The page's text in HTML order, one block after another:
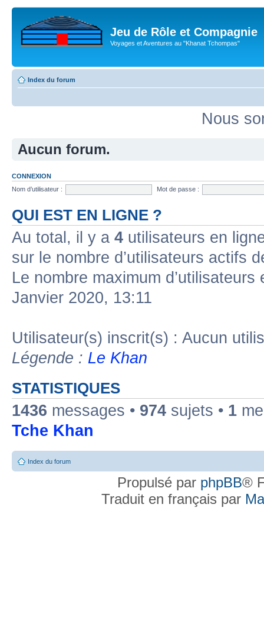
Jeu de Rôle et Compagnie
Voyages et Aventures au "Khanat Tchompas"
Index du forum
Nous
Aucun forum.
CONNEXION
Nom d’utilisateur :
Mot de passe :
QUI EST EN LIGNE ?
Au total, il y a 4 utilisateurs en
sur le nombre d’utilisateurs actifs
Le nombre maximum
Janvier 2020, 13:11
Utilisateur(s) inscrit(s) : Aucun
Légende : Le Khan
STATISTIQUES
1436 messages • 974 sujets • 1
Tche Khan
Index du forum
Propulsé par phpBB®
Traduit en français par